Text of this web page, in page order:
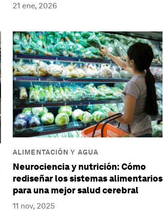
21 ene, 2026
ALIMENTACIÓN Y AGUA
Neurociencia y nutrición: Cómo
rediseñar los sistemas alimentarios
para una mejor salud cerebral
11 nov, 2025